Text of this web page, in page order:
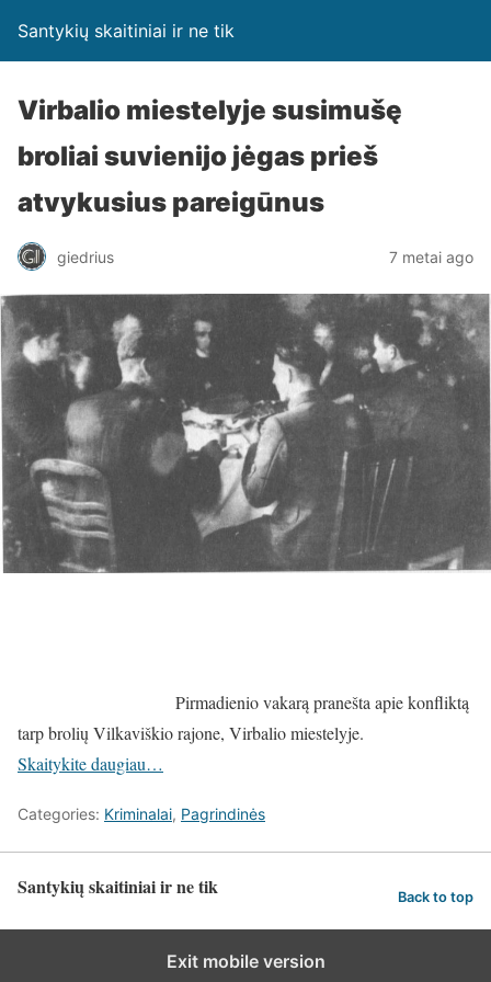
Santykių skaitiniai ir ne tik
Virbalio miestelyje susimušę
broliai suvienijo jėgas prieš
atvykusius pareigūnus
giedrius 7 metai ago
Pirmadienio vakarą pranešta apie konfliktą
tarp brolių Vilkaviškio rajone, Virbalio miestelyje.
Skaitykite daugiau…
Categories: Kriminalai, Pagrindinės
Santykių skaitiniai ir ne tik Back to top
Exit mobile version